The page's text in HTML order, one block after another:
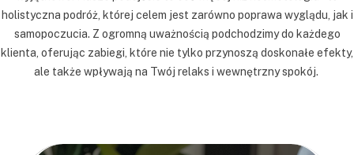
holistyczna podróż, której celem jest zarówno poprawa wyglądu, jak i
samopoczucia. Z ogromną uważnością podchodzimy do każdego
klienta, oferując zabiegi, które nie tylko przynoszą doskonałe efekty,
ale także wpływają na Twój relaks i wewnętrzny spokój.